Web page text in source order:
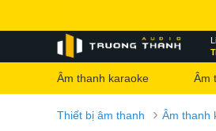
Âm thanh karaoke Âm
Thiết bị âm thanh › Âm thanh